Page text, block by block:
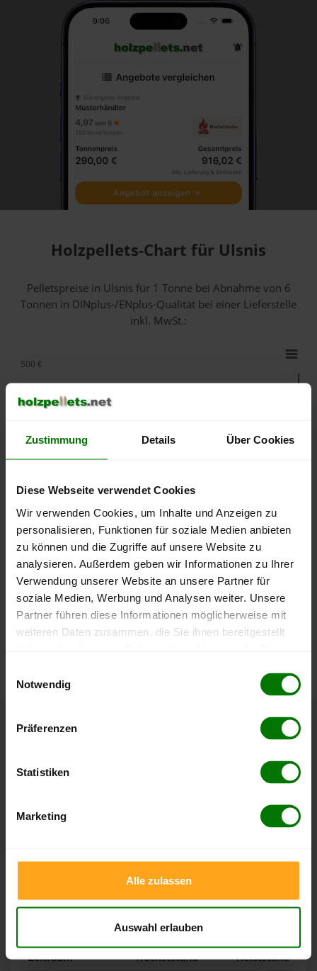
Zustimmung Details Über Cookies
Diese Webseite verwendet Cookies
Wir verwenden Cookies, um Inhalte und Anzeigen zu
personalisieren, Funktionen für soziale Medien anbieten
zu können und die Zugriffe auf unsere Website zu
analysieren. Außerdem geben wir Informationen zu Ihrer
Verwendung unserer Website an unsere Partner für
soziale Medien, Werbung und Analysen weiter. Unsere
Partner führen diese Informationen möglicherweise mit
weiteren Daten zusammen, die Sie ihnen bereitgestellt
Notwendig
Präferenzen
Statistiken
Marketing
Alle zulassen
Auswahl erlauben
Holzpellets-Chart für Ulsnis
Pelletspreise in Ulsnis für 1 Tonne bei Abnahmevon 6
Tonnen in DINplus-/ENplus-Qualität bei einer Lieferstelle
inkl. MwSt.:
lose Ware Sackware
September
2025
Januar
2026
Mai
2026
250 €
400 €
450 €
500 €
Die aktuelle Preisentwicklung für Holzpellets in Deutschland
Höchst- und Tiefststände der
Pelletspreise für lose Holzpellets und Holzpellets
. Das dazugehörige Datum zeigt, wann
wurde.
Lose Holzpellets
Zeitraum Höchststand Tiefststand